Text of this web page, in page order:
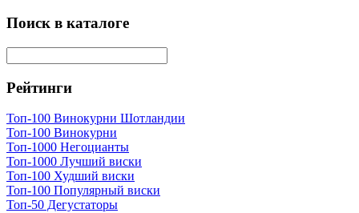
Поиск в каталоге
Рейтинги
Топ-100 Винокурни Шотландии
Топ-100 Винокурни
Топ-1000 Негоцианты
Топ-1000 Лучший виски
Топ-100 Худший виски
Топ-100 Популярный виски
Топ-50 Дегустаторы